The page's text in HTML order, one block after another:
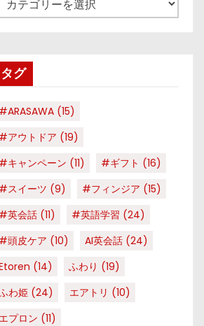
ータグ
#ARASAWA (15)
#アウトドア (19)
#キャンペーン (11) #ギフト (16)
#スイーツ (9) #フィンジア (15)
#英会話 (11) #英語学習 (24)
#頭皮ケア (10) AI英会話 (24)
(14) ふわり (19)
わ姫 (24) エアトリ (10)
エプロン (11)